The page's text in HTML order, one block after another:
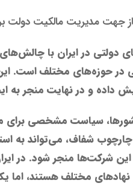
جهت مدیریت مالکیت
دولتی در ایران با
در حوزه‌های مختلف است.
داده و در نهایت منجر به
سیاست مشخصی برای
چارچوب شفاف، می‌تواند به
شرکت‌ها منجر شود. در
مختلف هستند، اما